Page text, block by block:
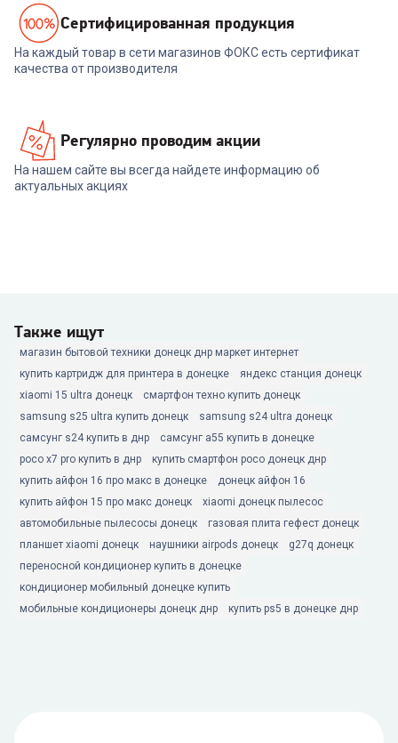
Cертифицированная продукция
На каждый товар в сети магазинов ФОКС есть сертификат
качества от производителя
Регулярно проводим акции
На нашем сайте вы всегда найдете информацию об
актуальных акциях
Также ищут
магазин бытовой техники донецк днр маркет интернет
купить картридж для принтера в донецке
яндекс станция донецк
xiaomi 15 ultra донецк
смартфон техно купить донецк
samsung s25 ultra купить донецк
samsung s24 ultra донецк
самсунг s24 купить в днр
самсунг а55 купить в донецке
poco x7 pro купить в днр
купить смартфон poco донецк днр
купить айфон 16 про макс в донецке
донецк айфон 16
купить айфон 15 про макс донецк
xiaomi донецк пылесос
автомобильные пылесосы донецк
газовая плита гефест донецк
планшет xiaomi донецк
наушники airpods донецк
g27q донецк
переносной кондиционер купить в донецке
кондиционер мобильный донецке купить
мобильные кондиционеры донецк днр
купить ps5 в донецке днр